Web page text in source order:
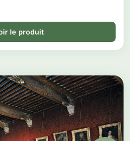
le produit